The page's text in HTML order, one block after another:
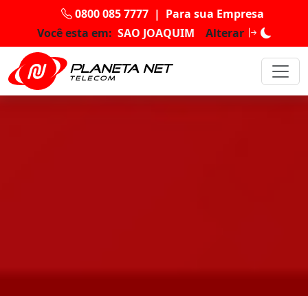
0800 085 7777 | Para sua Empresa
Você esta em: SAO JOAQUIM Alterar